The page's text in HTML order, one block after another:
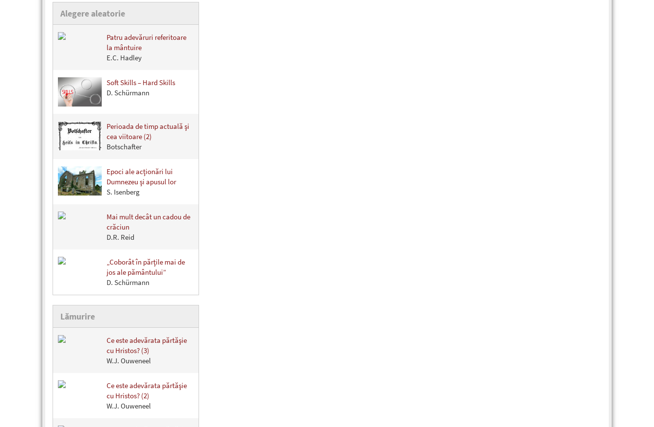
Alegere aleatorie
Patru adevăruri referitoare
la mântuire
E.C. Hadley
Soft Skills – Hard Skills
D. Schürmann
Perioada de timp actuală şi
cea viitoare (2)
Botschafter
Epoci ale acţionări lui
Dumnezeu şi apusul lor
S. Isenberg
Mai mult decât un cadou de
crăciun
D.R. Reid
„Coborât în părţile mai de
jos ale pământului”
D. Schürmann
Lămurire
Ce este adevărata părtăşie
cu Hristos? (3)
W.J. Ouweneel
Ce este adevărata părtăşie
cu Hristos? (2)
W.J. Ouweneel